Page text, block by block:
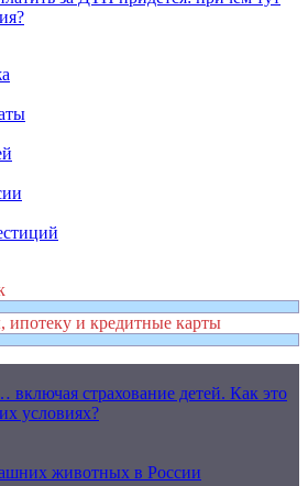
и кредитные карты
включая страхование детей. Как это
условиях?
животных в России